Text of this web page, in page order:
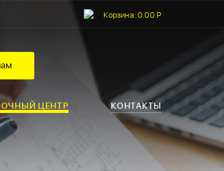
Корзина: 0.00 Р
ЦЕНТР КОНТАКТЫ